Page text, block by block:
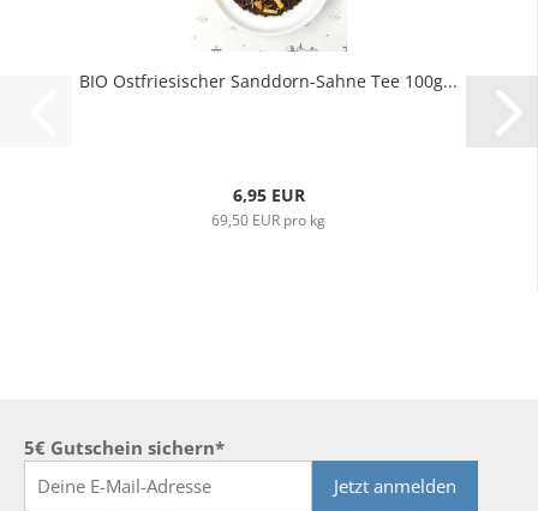
BIO Ostfriesischer Sanddorn-Sahne Tee 100g...
6,95 EUR
69,50 EUR pro kg
5€ Gutschein sichern*
Jetzt anmelden